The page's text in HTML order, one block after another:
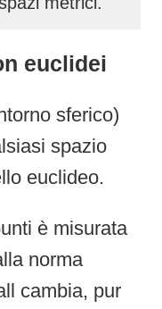
euclidei
sferico)
spazio
euclideo.
è misurata
norma
cambia, pur